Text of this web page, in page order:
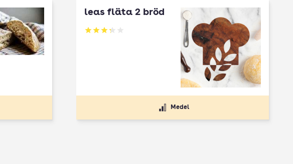
leas fläta 2 bröd
Betyg: 3.25 av 5
Medel